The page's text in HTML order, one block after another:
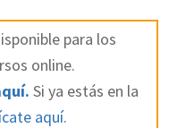
para los
online.
Si ya estás en la
aquí.